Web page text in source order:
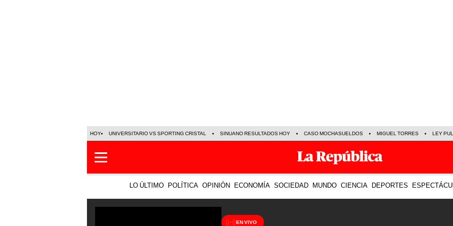
HOY UNIVERSITARIO VS SPORTING CRISTAL SINUANO RESULTADOS HOY CASO MOCHASUELDOS MIGUEL TORRES LEY
LO ÚLTIMO POLÍTICA OPINIÓN ECONOMÍA SOCIEDAD MUNDO CIENCIA DEPORTES
EN VIVO